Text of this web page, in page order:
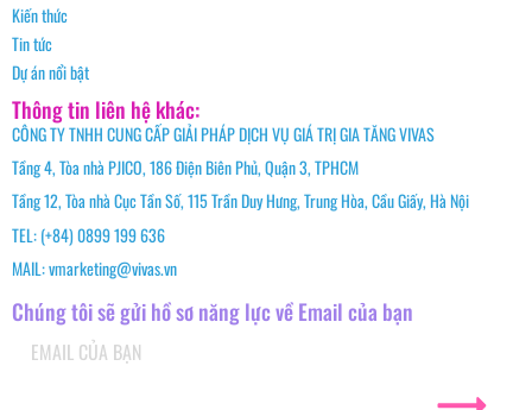
Kiến thức
Tin tức
Dự án nổi bật
Thông tin liên hệ khác:
CÔNG TY TNHH CUNG CẤP GIẢI PHÁP DỊCH VỤ GIÁ TRỊ GIA TĂNG VIVAS
Tầng 4, Tòa nhà PJICO, 186 Điện Biên Phủ, Quận 3, TPHCM
Tầng 12, Tòa nhà Cục Tần Số, 115 Trần Duy Hưng, Trung Hòa, Cầu Giấy, Hà Nội
TEL: (+84) 0899 199 636
MAIL: vmarketing@vivas.vn
Chúng tôi sẽ gửi hồ sơ năng lực về Email của bạn